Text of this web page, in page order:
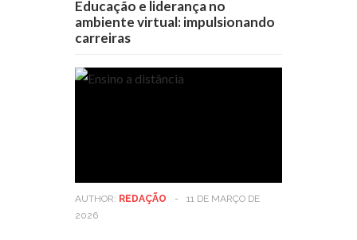
Educação e liderança no
ambiente virtual: impulsionando
carreiras
AUTHOR: REDAÇÃO -
11 DE MARÇO DE
2026